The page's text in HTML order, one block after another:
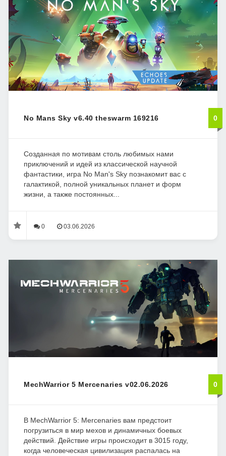
No Mans Sky v6.40 theswarm 169216 0
Созданная по мотивам столь любимых нами
приключений и идей из классической научной
фантастики, игра No Man's Sky познакомит вас с
галактикой, полной уникальных планет и форм
жизни, а также постоянных...
0 03.06.2026
MechWarrior 5 Mercenaries v02.06.2026 0
В MechWarrior 5: Mercenaries вам предстоит
погрузиться в мир мехов и динамичных боевых
действий. Действие игры происходит в 3015 году,
когда человеческая цивилизация распалась на